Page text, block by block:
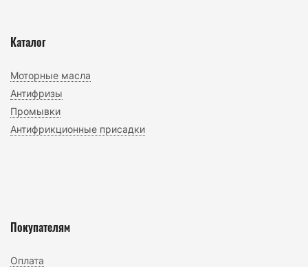
Каталог
Моторные масла
Антифризы
Промывки
Антифрикционные присадки
Покупателям
Оплата